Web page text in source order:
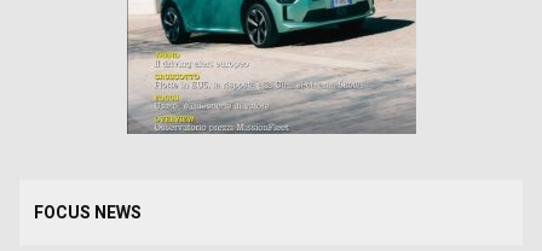
FOCUS NEWS